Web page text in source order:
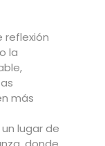
reflexión
la
más
un lugar de